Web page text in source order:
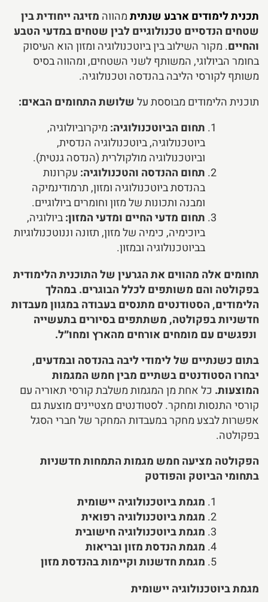
תכנית לימודים ארבע שנתיתמהווה מזיגה ייחודית בין
שטחים הנדסיים טכנולוגיים לבין שטחים במדעיהטבע
והחיים. מקור השילוב בין ביוטכנולוגיה ומזון הוא העיסוק
בחומר הביולוגי, המשותף לשני השטחים, ומהווה בסיס
משותף לקורסי הליבה בהנדסה וטכנולוגיה.
תוכנית הלימודים מבוססת עלשלושת התחומים הבאים:
תחום הביוטכנולוגיה: מיקרוביולוגיה,
ביוטכנולוגיה, ביוטכנולוגיה הנדסית,
וביוטכנולוגיה מולקולרית (הנדסה גנטית).
תחום ההנדסה והטכנולוגיה: עקרונות
בהנדסת ביוטכנולוגיה ומזון, תרמודינמיקה
ומבנה ותכונות של מזון וחומרים ביולוגיים.
תחום מדעי החיים ומדעי המזון:ביולוגיה,
ביוכימיה, כימיה של מזון, תזונה וננוטכנולוגיות
בביוטכנולוגיה ובמזון.
תחומים אלה מהווים את הגרעין של התוכנית הלימודית
בפקולטה והם משותפים לכלל הבוגרים. במהלך
הלימודים,הסטודנטים מתנסים בעבודה במגוון מעבדות
חדשניות בפקולטה, משתתפים בסיורים בתעשייה
ונפגשים עם מומחים אורחים מהארץ ומחו״ל.
בתום כשנתיים של לימודיליבה בהנדסה ובמדעים,
יבחרו הסטודנטים בשתיים מבין חמש המגמות
המוצעות. כל אחת מן המגמות משלבת קורסי תאוריה עם
קורסי התנסות ומחקר. לסטודנטים מצטיינים מוצעת גם
אפשרות לבצע מחקר במעבדות המחקר של חברי הסגל
בפקולטה.
הפקולטה מציעה חמש מגמות התמחות חדשניות
בתחומי הביוטק והפודטק
מגמת ביוטכנולוגיה יישומית
מגמת ביוטכנולוגיה רפואית
מגמת ביוטכנולוגיה חישובית
מגמת הנדסת מזון ובריאות
מגמת חדשנות וקיימות בהנדסת מזון
מגמת ביוטכנולוגיה יישומית